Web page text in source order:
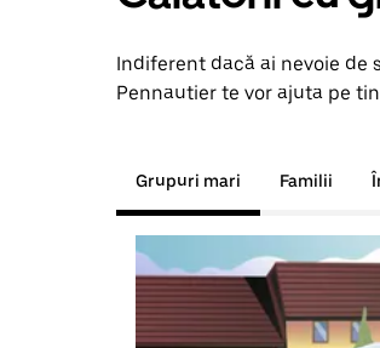
Indiferent dacă ai nevoie de
Pennautier te vor ajuta pe
Grupuri mari Familii